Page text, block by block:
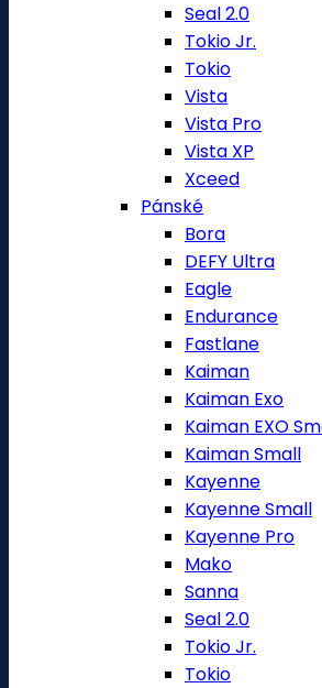
Seal 2.0
Tokio Jr.
Tokio
Vista
Vista Pro
Vista XP
Xceed
Pánské
Bora
DEFY Ultra
Eagle
Endurance
Fastlane
Kaiman
Kaiman Exo
Kaiman EXO
Kaiman Small
Kayenne
Kayenne Small
Kayenne Pro
Mako
Sanna
Seal 2.0
Tokio Jr.
Tokio